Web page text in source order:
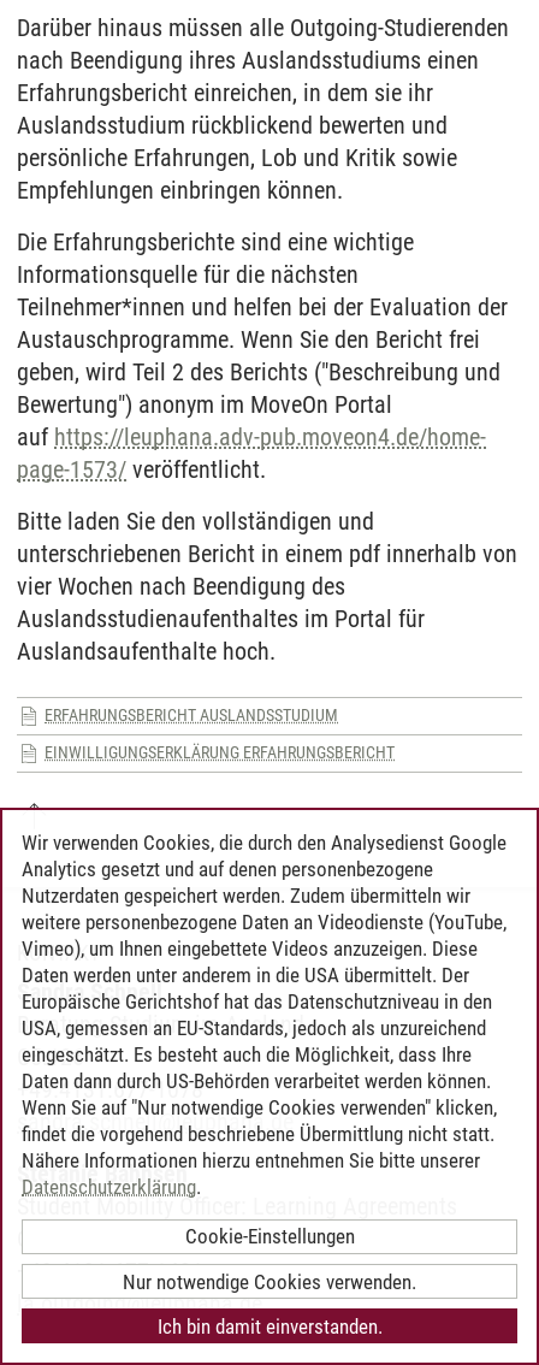
Darüber hinaus müssen alle Outgoing-Studierenden
nach Beendigung ihres Auslandsstudiums einen
Erfahrungsbericht einreichen, in dem sie ihr
Auslandsstudium rückblickend bewerten und
persönliche Erfahrungen, Lob und Kritik sowie
Empfehlungen einbringen können.
Die Erfahrungsberichte sind eine wichtige
Informationsquelle für die nächsten
Teilnehmer*innen und helfen bei der Evaluation der
Austauschprogramme. Wenn Sie den Bericht frei
geben, wird Teil 2 des Berichts ("Beschreibung und
Bewertung") anonym im MoveOn Portal
auf https://leuphana.adv-pub.moveon4.de/home-
page-1573/ veröffentlicht.
Bitte laden Sie den vollständigen und
unterschriebenen Bericht in einem pdf innerhalb von
vier Wochen nach Beendigung des
Auslandsstudienaufenthaltes im Portal für
Auslandsaufenthalte hoch.
ERFAHRUNGSBERICHT AUSLANDSSTUDIUM
EINWILLIGUNGSERKLÄRUNG ERFAHRUNGSBERICHT
KONTAKT
Sandra Schnell
Beratung Studium im Ausland
C5.126
+49.4131.677-1078
sandra.schnell@leuphana.de
Stefanie Bahnsen
Student Mobility Officer: Learning Agreements
+49.4131.677-1421
la.outgoing@leuphana.de
Wir verwenden Cookies, die durch den Analysedienst Google
Analytics gesetzt und auf denen personenbezogene
Nutzerdaten gespeichert werden. Zudem übermitteln wir
weitere personenbezogene Daten an Videodienste (YouTube,
Vimeo), um Ihnen eingebettete Videos anzuzeigen. Diese
Daten werden unter anderem in die USA übermittelt. Der
Europäische Gerichtshof hat das Datenschutzniveau in den
USA, gemessen an EU-Standards, jedoch als unzureichend
eingeschätzt. Es besteht auch die Möglichkeit, dass Ihre
Daten dann durch US-Behörden verarbeitet werden können.
Wenn Sie auf "Nur notwendige Cookies verwenden" klicken,
findet die vorgehend beschriebene Übermittlung nicht statt.
Nähere Informationen hierzu entnehmen Sie bitte unserer
Datenschutzerklärung.
Cookie-Einstellungen
Nur notwendige Cookies verwenden.
Ich bin damit einverstanden.